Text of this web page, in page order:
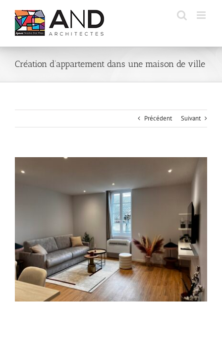
contenu
Création d’appartement dans une maison de ville
Précédent Suivant
l'image